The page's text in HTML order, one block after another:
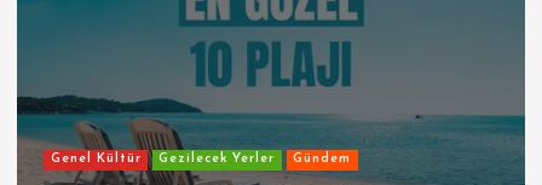
Genel Kültür Gezilecek Yerler Gündem